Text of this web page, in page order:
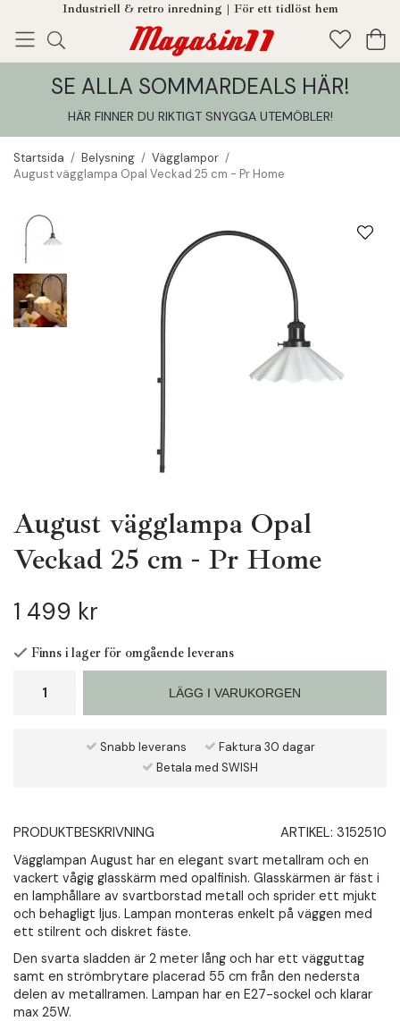
Industriell & retro inredning | För ett tidlöst hem
Enjoy! Tillagt i din varukorg
SE ALLA SOMMARDEALS HÄR!
HÄR FINNER DU RIKTIGT SNYGGA UTEMÖBLER!
Startsida / Belysning / Vägglampor /
August vägglampa Opal Veckad 25 cm - Pr Home
August vägglampa Opal
Veckad 25 cm - Pr Home
1 499 kr
Finns i lager för omgående leverans
LÄGG I VARUKORGEN
Snabb leverans
Faktura 30 dagar
Betala med SWISH
PRODUKTBESKRIVNING ARTIKEL: 3152510
Vägglampan August har en elegant svart metallram och en
vackert vågig glasskärm med opalfinish. Glasskärmen är fäst i
en lamphållare av svartborstad metall och sprider ett mjukt
och behagligt ljus. Lampan monteras enkelt på väggen med
ett stilrent och diskret fäste.
Den svarta sladden är 2 meter lång och har ett vägguttag
samt en strömbrytare placerad 55 cm från den nedersta
delen av metallramen. Lampan har en E27-sockel och klarar
max 25W.